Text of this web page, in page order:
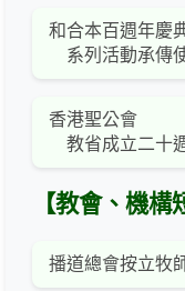
和合本百週年慶
系列活動承傳
香港聖公會
教省成立二十
【教會、機構
播道總會按立牧